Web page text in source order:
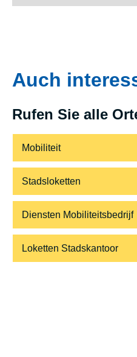
Auch
Rufen Sie alle
Mobiliteit
Stadsloketten
Diensten Mobiliteitsbedrijf
Loketten Stadskantoor